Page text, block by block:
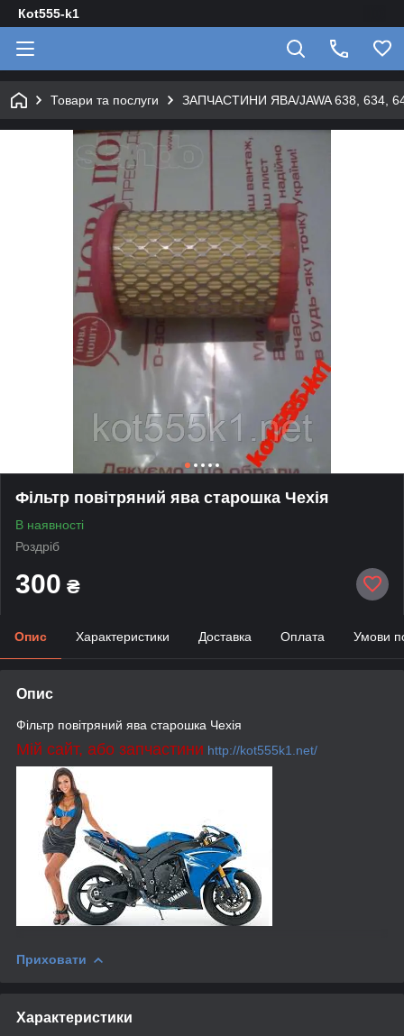
Кot555-k1
Товари та послуги ЗАПЧАСТИНИ ЯВА/JAWA 638, 634,
Фільтр повітряний ява старошка Чехія
В наявності
Роздріб
300 ₴
Опис Характеристики Доставка Оплата Умови
Опис
Фільтр повітряний ява старошка Чехія
Мій сайт, або запчастини http://kot555k1.net/
Приховати
Характеристики